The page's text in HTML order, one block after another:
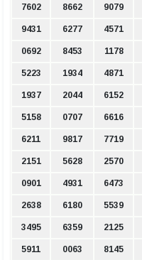
7602 8662 9079
9431 6277 4571
0692 8453 1178
5223 1934 4871
1937 2044 6152
5158 0707 6616
6211 9817 7719
2151 5628 2570
0901 4931 6473
2638 6180 5539
3495 6359 2125
5911 0063 8145